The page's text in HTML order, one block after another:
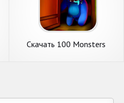
Скачать 100 Monsters